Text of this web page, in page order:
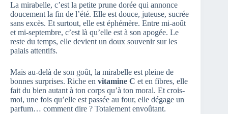
La mirabelle, c’est la petite prune dorée qui annonce
doucement la fin de l’été. Elle est douce, juteuse, sucrée
sans excès. Et surtout, elle est éphémère. Entre mi-août
et mi-septembre, c’est là qu’elle est à son apogée. Le
reste du temps, elle devient un doux souvenir sur les
palais attentifs.
Mais au-delà de son goût, la mirabelle est pleine de
bonnes surprises. Riche en vitamine C et en fibres, elle
fait du bien autant à ton corps qu’à ton moral. Et crois-
moi, une fois qu’elle est passée au four, elle dégage un
parfum… comment dire ? Totalement envoûtant.